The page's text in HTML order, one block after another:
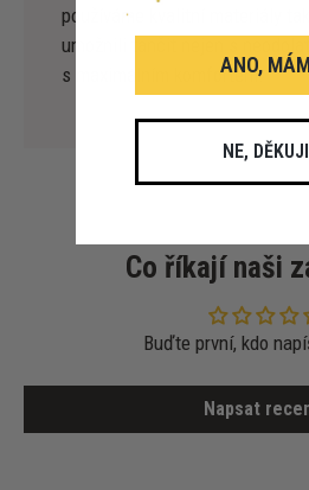
používáme kvalitní materiály
umožnili tančit nejen s
s maximálním komfortem.
Co říkají naši
Buďte první, kdo
Napsat
ANO,
NE, DĚKUJI